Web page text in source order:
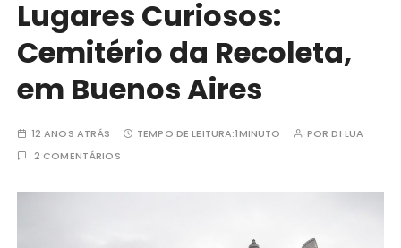
Lugares Curiosos:
Cemitério da Recoleta,
em Buenos Aires
12 ANOS ATRÁS TEMPO DE LEITURA:1MINUTO PORDI LUA
2 COMENTÁRIOS